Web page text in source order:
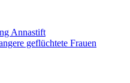
Annastift
geflüchtete Frauen